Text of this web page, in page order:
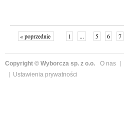
« poprzednie 1 ... 5 6 7
Copyright © Wyborcza sp. z o.o. O nas
Ustawienia prywatności